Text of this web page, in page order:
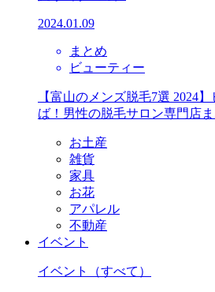
2024.01.09
まとめ
ビューティー
【富山のメンズ脱毛7選 2024
ば！男性の脱毛サロン専門店
お土産
雑貨
家具
お花
アパレル
不動産
イベント
イベント （すべて）